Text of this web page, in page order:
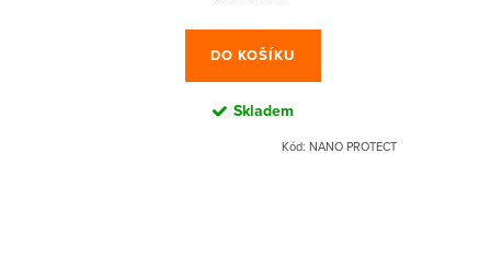
DO KOŠÍKU
Skladem
Kód: NANO PROTECT